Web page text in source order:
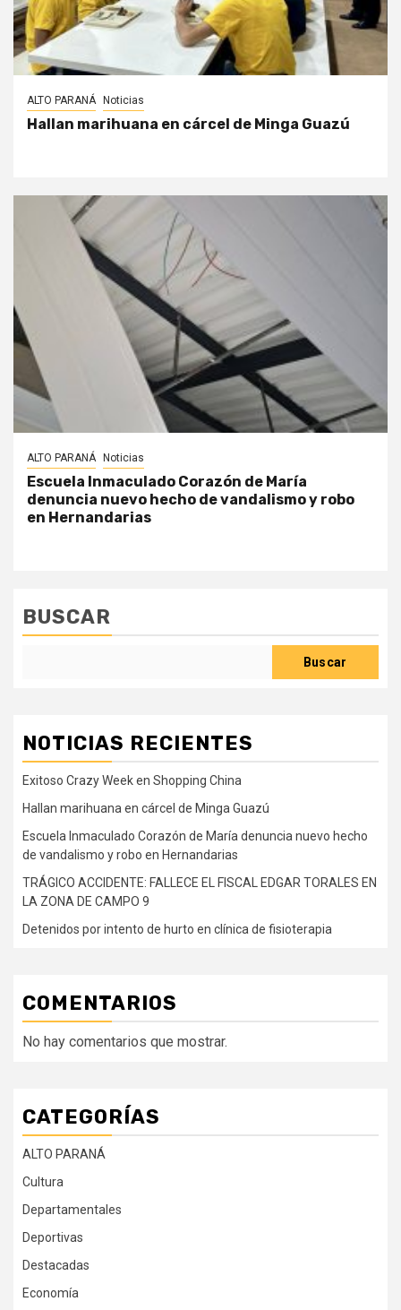
ALTO PARANÁ Noticias
Hallan marihuana en cárcel de Minga Guazú
ALTO PARANÁ Noticias
Escuela Inmaculado Corazón de María
denuncia nuevo hecho de vandalismo y robo
en Hernandarias
BUSCAR
Buscar
NOTICIAS RECIENTES
Exitoso Crazy Week en Shopping China
Hallan marihuana en cárcel de Minga Guazú
Escuela Inmaculado Corazón de María denuncia nuevo hecho
de vandalismo y robo en Hernandarias
TRÁGICO ACCIDENTE: FALLECE EL FISCAL EDGAR TORALES EN
LA ZONA DE CAMPO 9
Detenidos por intento de hurto en clínica de fisioterapia
COMENTARIOS
No hay comentarios que mostrar.
CATEGORÍAS
ALTO PARANÁ
Cultura
Departamentales
Deportivas
Destacadas
Economía